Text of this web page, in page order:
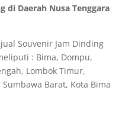
di Daerah Nusa Tenggara
Souvenir Jam Dinding
: Bima, Dompu,
Lombok Timur,
Barat, Kota Bima